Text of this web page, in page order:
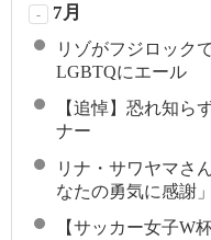
- 7月
リゾがフジロック
LGBTQにエール
【追悼】恐れ知ら
ナー
リナ・サワヤマさ
なたの勇気に感謝」
【サッカー女子W